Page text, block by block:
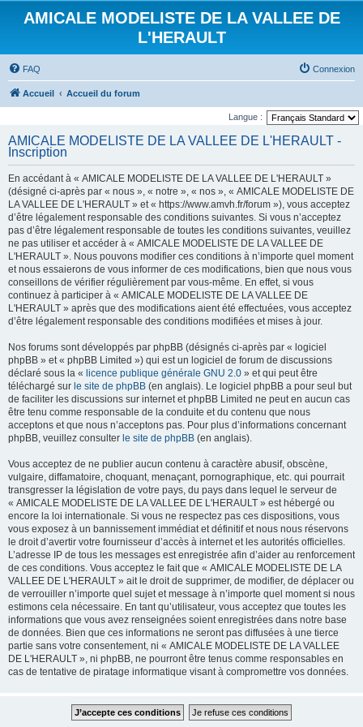
AMICALE MODELISTE DE LA VALLEE DE
L'HERAULT
FAQ Connexion
Accueil Accueil du forum
Langue :
AMICALE MODELISTE DE LA VALLEE DE L'HERAULT -
Inscription
En accédant à « AMICALE MODELISTE DE LA VALLEE DE L'HERAULT »
(désigné ci-après par « nous », « notre », « nos », « AMICALE MODELISTE DE
LA VALLEE DE L'HERAULT » et « https://www.amvh.fr/forum »), vous acceptez
d’être légalement responsable des conditions suivantes. Si vous n’acceptez
pas d’être légalement responsable de toutes les conditions suivantes, veuillez
ne pas utiliser et accéder à « AMICALE MODELISTE DE LA VALLEE DE
L'HERAULT ». Nous pouvons modifier ces conditions à n’importe quel moment
et nous essaierons de vous informer de ces modifications, bien que nous vous
conseillons de vérifier régulièrement par vous-même. En effet, si vous
continuez à participer à « AMICALE MODELISTE DE LA VALLEE DE
L'HERAULT » après que des modifications aient été effectuées, vous acceptez
d’être légalement responsable des conditions modifiées et mises à jour.
Nos forums sont développés par phpBB (désignés ci-après par « logiciel
phpBB » et « phpBB Limited ») qui est un logiciel de forum de discussions
déclaré sous la « licence publique générale GNU 2.0 » et qui peut être
téléchargé sur le site de phpBB (en anglais). Le logiciel phpBB a pour seul but
de faciliter les discussions sur internet et phpBB Limited ne peut en aucun cas
être tenu comme responsable de la conduite et du contenu que nous
acceptons et que nous n’acceptons pas. Pour plus d’informations concernant
phpBB, veuillez consulter le site de phpBB (en anglais).
Vous acceptez de ne publier aucun contenu à caractère abusif, obscène,
vulgaire, diffamatoire, choquant, menaçant, pornographique, etc. qui pourrait
transgresser la législation de votre pays, du pays dans lequel le serveur de
« AMICALE MODELISTE DE LA VALLEE DE L'HERAULT » est hébergé ou
encore la loi internationale. Si vous ne respectez pas ces dispositions, vous
vous exposez à un bannissement immédiat et définitif et nous nous réservons
le droit d’avertir votre fournisseur d’accès à internet et les autorités officielles.
L’adresse IP de tous les messages est enregistrée afin d’aider au renforcement
de ces conditions. Vous acceptez le fait que « AMICALE MODELISTE DE LA
VALLEE DE L'HERAULT » ait le droit de supprimer, de modifier, de déplacer ou
de verrouiller n’importe quel sujet et message à n’importe quel moment si nous
estimons cela nécessaire. En tant qu’utilisateur, vous acceptez que toutes les
informations que vous avez renseignées soient enregistrées dans notre base
de données. Bien que ces informations ne seront pas diffusées à une tierce
partie sans votre consentement, ni « AMICALE MODELISTE DE LA VALLEE
DE L'HERAULT », ni phpBB, ne pourront être tenus comme responsables en
cas de tentative de piratage informatique visant à compromettre vos données.